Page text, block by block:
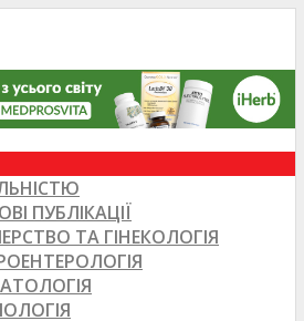
ПУБЛІКАЦІЇ
ТА ГІНЕКОЛОГІЯ